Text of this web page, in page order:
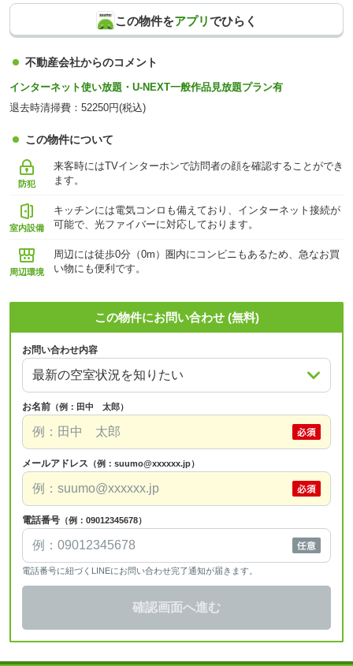
この物件をアプリでひらく
不動産会社からのコメント
インターネット使い放題・U-NEXT一般作品見放題プラン有
退去時清掃費：52250円(税込)
この物件について
防犯
来客時にはTVインターホンで訪問者の顔を確認することができ
ます。
室内設備
キッチンには電気コンロも備えており、インターネット接続が
可能で、光ファイバーに対応しております。
周辺環境
周辺には徒歩0分（0m）圏内にコンビニもあるため、急なお買
い物にも便利です。
この物件にお問い合わせ (無料)
お問い合わせ内容
お名前 （例：田中 太郎）
メールアドレス （例：suumo@xxxxxx.jp）
電話番号 （例：09012345678）
電話番号に紐づくLINEにお問い合わせ完了通知が届きます。
確認画面へ進む